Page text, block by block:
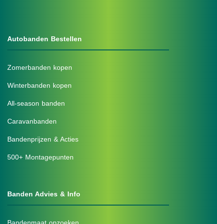
Autobanden Bestellen
Zomerbanden kopen
Winterbanden kopen
All-season banden
Caravanbanden
Bandenprijzen & Acties
500+ Montagepunten
Banden Advies & Info
Bandenmaat opzoeken